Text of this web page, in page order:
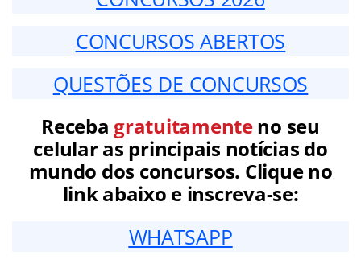
CONCURSOS ABERTOS
QUESTÕES DE CONCURSOS
Receba gratuitamenteno seu
celular as principais notícias do
mundo dos concursos. Clique no
link abaixo e inscreva-se:
WHATSAPP